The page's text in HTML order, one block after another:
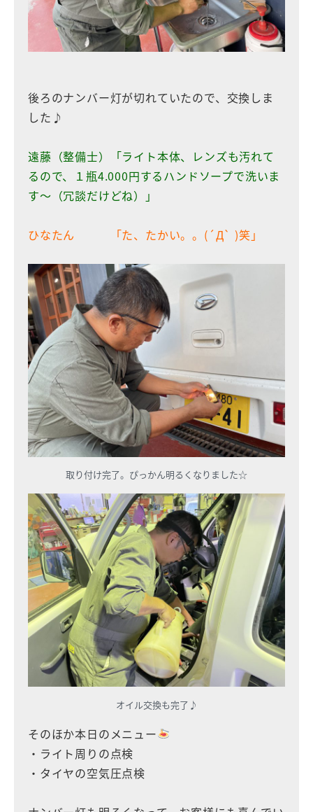
後ろのナンバー灯が切れていたので、交換しま
した♪
遠藤（整備士）「ライト本体、レンズも汚れて
るので、１瓶4.000円するハンドソープで洗いま
す〜（冗談だけどね）」
ひなたん 「た、たかい。。(´Д` )笑」
取り付け完了。ぴっかん明るくなりました☆
オイル交換も完了♪
そのほか本日のメニュー
・ライト周りの点検
・タイヤの空気圧点検